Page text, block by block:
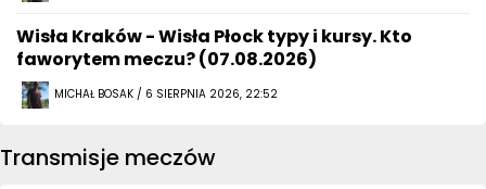
Wisła Kraków - Wisła Płock typy i kursy. Kto
faworytem meczu? (07.08.2026)
MICHAŁ BOSAK / 6 SIERPNIA 2026, 22:52
Transmisje meczów